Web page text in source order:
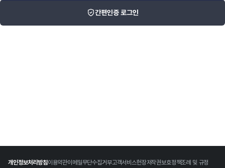
간편인증 로그인
개인정보처리방침이용약관이메일무단수집거부고객서비스헌장저작권보호정책조례 및 규정